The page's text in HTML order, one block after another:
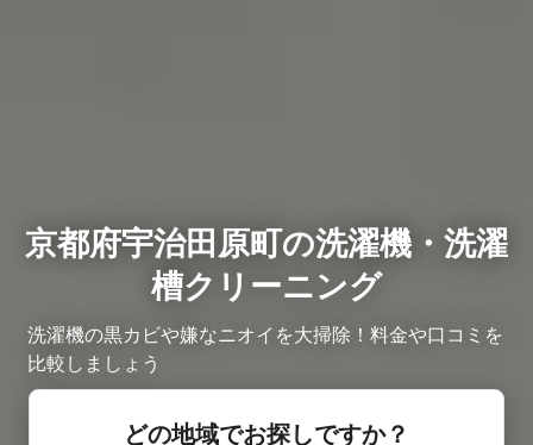
京都府宇治田原町の洗濯機・洗濯
槽クリーニング
洗濯機の黒カビや嫌なニオイを大掃除！料金や口コミを
比較しましょう
どの地域でお探しですか？